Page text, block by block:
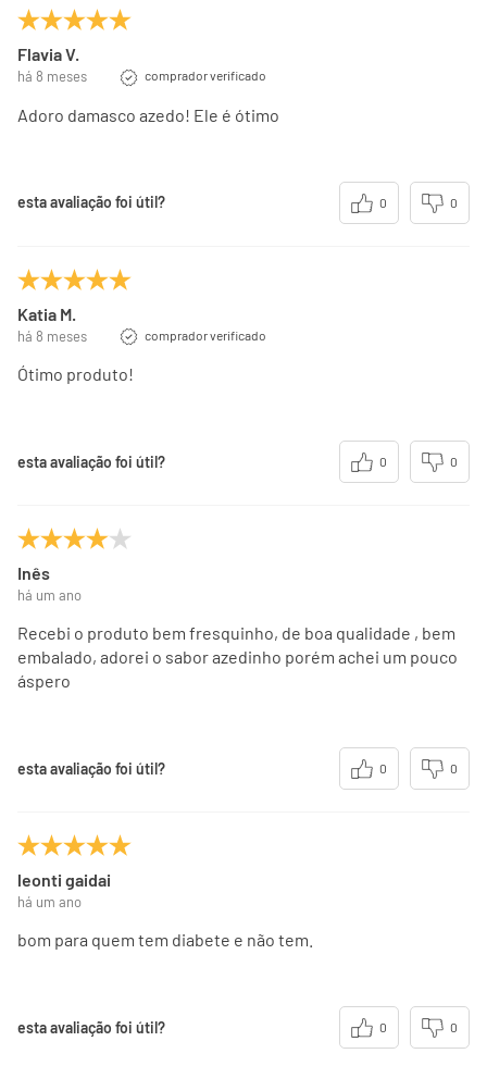
Flavia V.
há 8 meses comprador verificado
Adoro damasco azedo! Ele é ótimo
esta avaliação foi útil? 0 0
Katia M.
há 8 meses comprador verificado
Ótimo produto!
esta avaliação foi útil? 0 0
Inês
há um ano
Recebi o produto bem fresquinho, de boa qualidade , bem
embalado, adorei o sabor azedinho porém achei um pouco
áspero
esta avaliação foi útil? 0 0
leonti gaidai
há um ano
bom para quem tem diabete e não tem.
esta avaliação foi útil? 0 0